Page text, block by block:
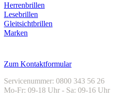
Herrenbrillen
Lesebrillen
Gleitsichtbrillen
Marken
Zum Kontaktformular
Servicenummer: 0800 343 56 26
Mo-Fr: 09-18 Uhr - Sa: 09-16 Uhr